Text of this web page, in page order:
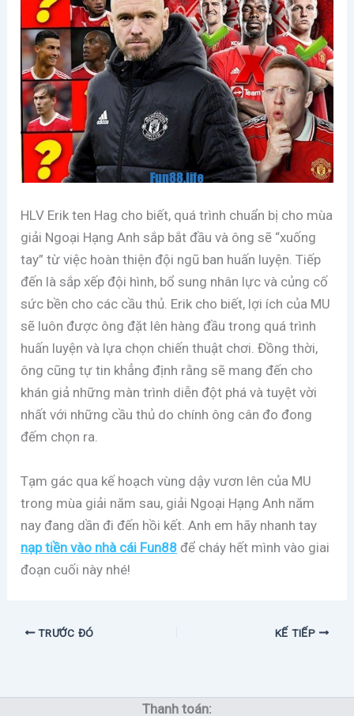
HLV Erik ten Hag cho biết, quá trình chuẩn bị cho mùa
giải Ngoại Hạng Anh sắp bắt đầu và ông sẽ “xuống
tay” từ việc hoàn thiện đội ngũ ban huấn luyện. Tiếp
đến là sắp xếp đội hình, bổ sung nhân lực và củng cố
sức bền cho các cầu thủ. Erik cho biết, lợi ích của MU
sẽ luôn được ông đặt lên hàng đầu trong quá trình
huấn luyện và lựa chọn chiến thuật chơi. Đồng thời,
ông cũng tự tin khẳng định rằng sẽ mang đến cho
khán giả những màn trình diễn đột phá và tuyệt vời
nhất với những cầu thủ do chính ông cân đo đong
đếm chọn ra.
Tạm gác qua kế hoạch vùng dậy vươn lên của MU
trong mùa giải năm sau, giải Ngoại Hạng Anh năm
nay đang dần đi đến hồi kết. Anh em hãy nhanh tay
nạp tiền vào nhà cái Fun88 để cháy hết mình vào giai
đoạn cuối này nhé!
TRƯỚC ĐÓ KẾ TIẾP
Thanh toán: